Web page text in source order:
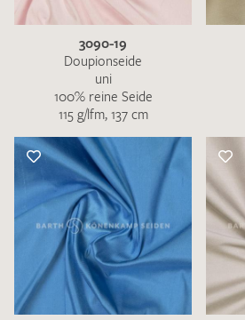
3090-19
Doupionseide
uni
100% reine Seide
115 g/lfm, 137 cm